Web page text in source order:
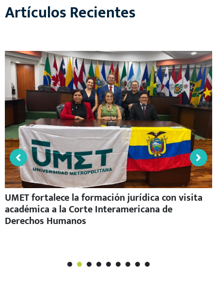
Artículos Recientes
UMET fortalece la formación jurídica con visita
académica a la Corte Interamericana de
Derechos Humanos
1